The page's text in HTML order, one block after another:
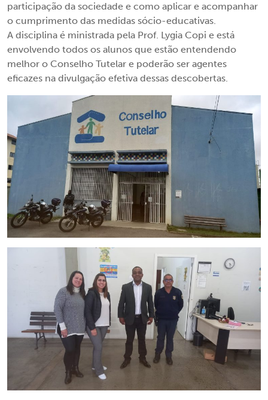
participação da sociedade e como aplicar e acompanhar
o cumprimento das medidas sócio-educativas.
A disciplina é ministrada pela Prof. Lygia Copi e está
envolvendo todos os alunos que estão entendendo
melhor o Conselho Tutelar e poderão ser agentes
eficazes na divulgação efetiva dessas descobertas.